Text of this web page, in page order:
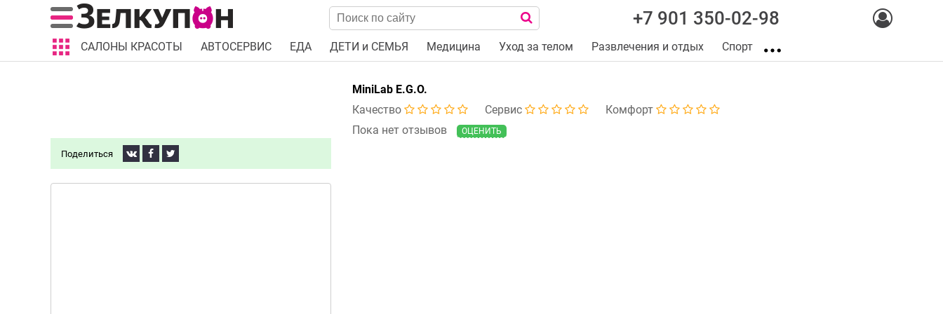
+7 901 350-02-98
САЛОНЫ КРАСОТЫ АВТОСЕРВИС ЕДА ДЕТИ и СЕМЬЯ Медицина Уход за телом Развлечения и отдых Спорт
MiniLab E.G.O.
Качество
Сервис
Комфорт
Пока нет отзывов
ОЦЕНИТЬ
Поделиться